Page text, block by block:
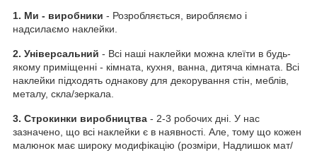
1. Ми - виробники - Розробляється, виробляємо і
надсилаємо наклейки.
2. Універсальний - Всі наші наклейки можна клеїти в будь-
якому приміщенні - кімната, кухня, ванна, дитяча кімната. Всі
наклейки підходять однакову для декорування стін, меблів,
металу, скла/зеркала.
3. Строкинки виробництва - 2-3 робочих дні. У нас
зазначено, що всі наклейки є в наявності. Але, тому що кожен
малюнок має широку модифікацію (розміри, Надлишок мат/